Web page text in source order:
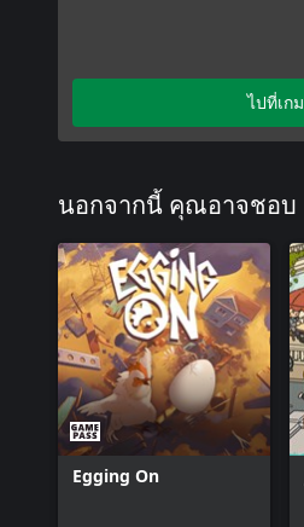
ไปที่เกม
นอกจากนี้ คุณอาจชอบ
Egging On